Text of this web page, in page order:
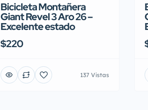
Bicicleta Montañera
Giant Revel 3 Aro 26 –
Excelente estado
$220
137 Vistas